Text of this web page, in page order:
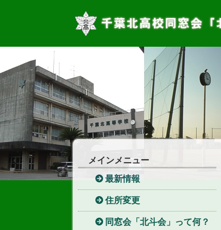
メインメニュー
最新情報
住所変更
同窓会「北斗会」って何？